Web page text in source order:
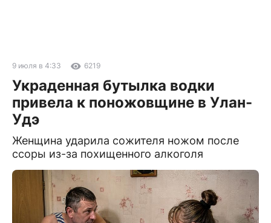
9 июля в 4:33 6219
Украденная бутылка водки
привела к поножовщине в Улан-
Удэ
Женщина ударила сожителя ножом после
ссоры из-за похищенного алкоголя